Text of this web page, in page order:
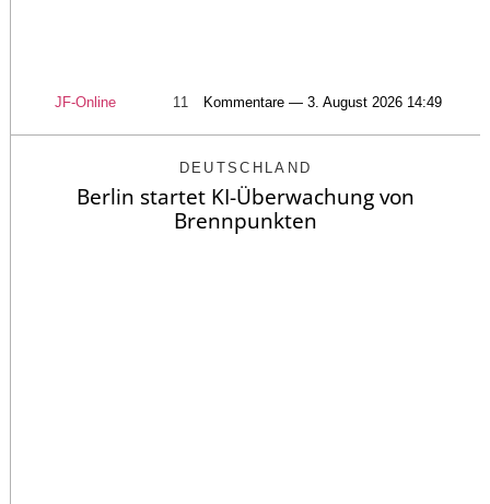
JF-Online 11 Kommentare — 3. August 2026 14:49
DEUTSCHLAND
Berlin startet KI-Überwachung von
Brennpunkten